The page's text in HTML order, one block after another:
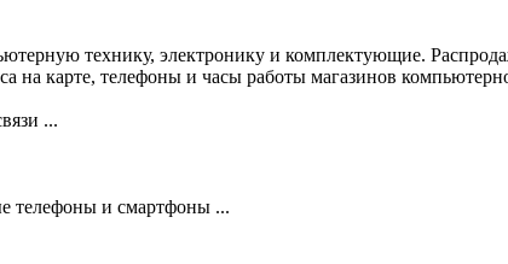
технику, электронику и комплектующие.
карте, телефоны и часы работы магазинов
...
телефоны и смартфоны ...